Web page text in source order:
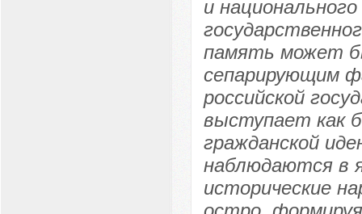
и
память может
сепарирующим
российской
выступает как
гражданской
наблюдаются в
исторические